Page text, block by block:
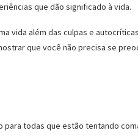
que dão significado à vida.
vida além das culpas e
que você não precisa se
para todas que estão tentando